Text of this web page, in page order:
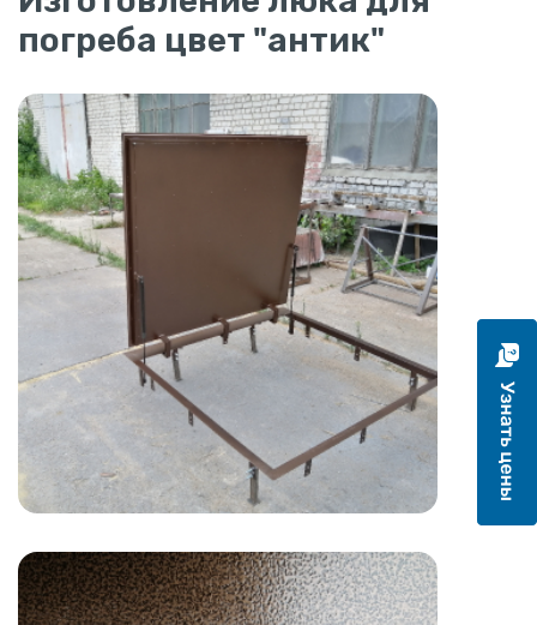
погреба цвет "антик"